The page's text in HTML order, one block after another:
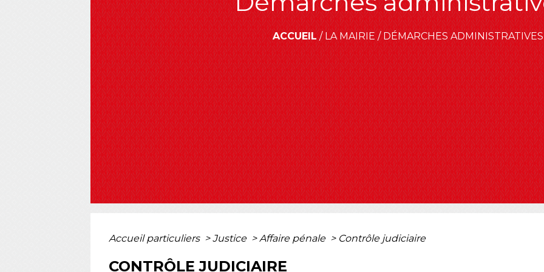
ACCUEIL/LA MAIRIE/DÉMARCHES ADMINISTRATIVES
Accueil particuliers > Justice > Affaire pénale > Contrôle judiciaire
CONTRÔLE JUDICIAIRE